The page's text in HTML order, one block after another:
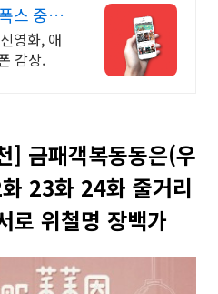
스 중드
영화, 애
감상.
] 금패객복동동은(우
23화 24화 줄거리
로 위철명 장백가